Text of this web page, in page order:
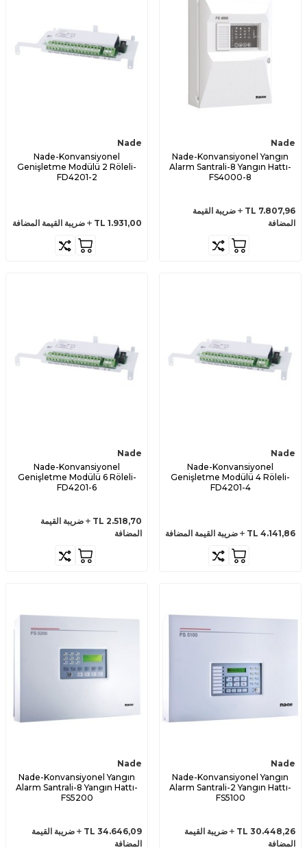
Nade
Nade-Konvansiyonel Yangın
Alarm Santrali-8 Yangın Hattı-
FS4000-8
7.807,96
ضريبة القيمة
المضافة
Nade
Nade-Konvansiyonel
Genişletme Modülü 2 Röleli-
FD4201-2
1.931,00 ضريبة القيمة المضافة
Nade
Nade-Konvansiyonel
Genişletme Modülü 4 Röleli-
FD4201-4
4.141,86 ضريبة القيمة المضافة
Nade
Nade-Konvansiyonel
Genişletme Modülü 6 Röleli-
FD4201-6
2.518,70
ضريبة القيمة
المضافة
Nade
Nade-Konvansiyonel Yangın
Alarm Santrali-2 Yangın Hattı-
FS5100
30.448,26
ضريبة القيمة
المضافة
Nade
Nade-Konvansiyonel Yangın
Alarm Santrali-8 Yangın Hattı-
FS5200
34.646,09
ضريبة القيمة
المضافة